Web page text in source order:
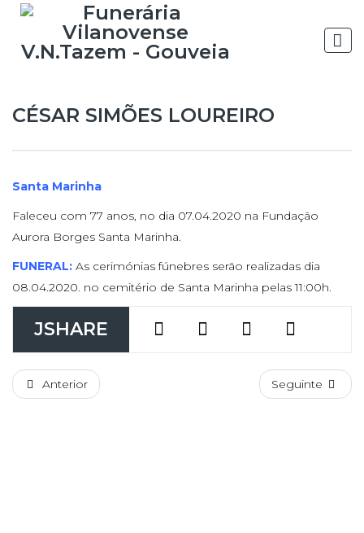
CÉSAR SIMÕES LOUREIRO
Santa Marinha
Faleceu com 77 anos, no dia 07.04.2020 na Fundação
Aurora Borges Santa Marinha.
FUNERAL: As cerimónias fúnebres serão realizadas dia
08.04.2020. no cemitério de Santa Marinha pelas 11:00h.
JSHARE
Anterior Seguinte